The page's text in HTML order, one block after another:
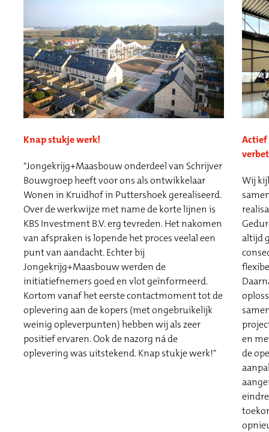
Knap stukje werk!
"Jongekrijg+Maasbouw onderdeel van Schrijver
Bouwgroep heeft voor ons als ontwikkelaar
Wonen in Kruidhof in Puttershoek gerealiseerd.
Over de werkwijze met name de korte lijnen is
KBS Investment B.V. erg tevreden. Het nakomen
van afspraken is lopende het proces veelal een
punt van aandacht. Echter bij
Jongekrijg+Maasbouw werden de
initiatiefnemers goed en vlot geïnformeerd.
Kortom vanaf het eerste contactmoment tot de
oplevering aan de kopers (met ongebruikelijk
weinig opleverpunten) hebben wij als zeer
positief ervaren. Ook de nazorg ná de
oplevering was uitstekend. Knap stukje werk!"
Actief
Wij
altijd
en
de